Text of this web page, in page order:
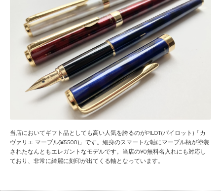
当店においてギフト品としても高い人気を誇るのがPILOT(パイロット)「カ
ヴァリエ マーブル(¥5500)」です。細身のスマートな軸にマーブル柄が塗装
されたなんともエレガントなモデルです。当店の¥0無料名入れにも対応し
ており、非常に綺麗に刻印が出てくる軸となっています。